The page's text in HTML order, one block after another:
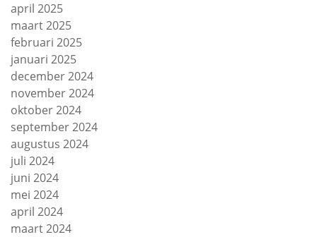
april 2025
maart 2025
februari 2025
januari 2025
december 2024
november 2024
oktober 2024
september 2024
augustus 2024
juli 2024
juni 2024
mei 2024
april 2024
maart 2024